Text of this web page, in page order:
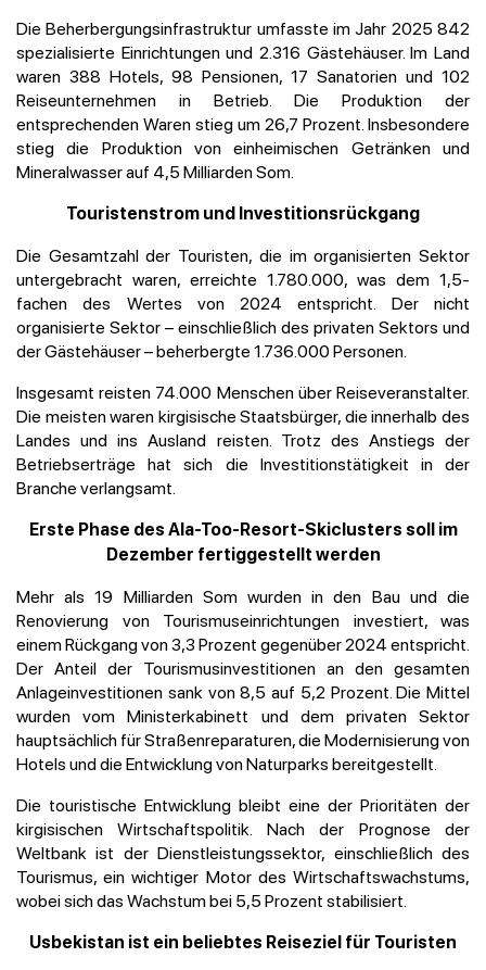
Die Beherbergungsinfrastruktur umfasste im Jahr 2025 842
spezialisierte Einrichtungen und 2.316 Gästehäuser. Im Land
waren 388 Hotels, 98 Pensionen, 17 Sanatorien und 102
Reiseunternehmen in Betrieb. Die Produktion der
entsprechenden Waren stieg um 26,7 Prozent. Insbesondere
stieg die Produktion von einheimischen Getränken und
Mineralwasser auf 4,5 Milliarden Som.
Touristenstrom und Investitionsrückgang
Die Gesamtzahl der Touristen, die im organisierten Sektor
untergebracht waren, erreichte 1.780.000, was dem 1,5-
fachen des Wertes von 2024 entspricht. Der nicht
organisierte Sektor – einschließlich des privaten Sektors und
der Gästehäuser – beherbergte 1.736.000 Personen.
Insgesamt reisten 74.000 Menschen über Reiseveranstalter.
Die meisten waren kirgisische Staatsbürger, die innerhalb des
Landes und ins Ausland reisten. Trotz des Anstiegs der
Betriebserträge hat sich die Investitionstätigkeit in der
Branche verlangsamt.
Erste Phase des Ala-Too-Resort-Skiclusters soll im
Dezember fertiggestellt werden
Mehr als 19 Milliarden Som wurden in den Bau und die
Renovierung von Tourismuseinrichtungen investiert, was
einem Rückgang von 3,3 Prozent gegenüber 2024 entspricht.
Der Anteil der Tourismusinvestitionen an den gesamten
Anlageinvestitionen sank von 8,5 auf 5,2 Prozent. Die Mittel
wurden vom Ministerkabinett und dem privaten Sektor
hauptsächlich für Straßenreparaturen, die Modernisierung von
Hotels und die Entwicklung von Naturparks bereitgestellt.
Die touristische Entwicklung bleibt eine der Prioritäten der
kirgisischen Wirtschaftspolitik. Nach der Prognose der
Weltbank ist der Dienstleistungssektor, einschließlich des
Tourismus, ein wichtiger Motor des Wirtschaftswachstums,
wobei sich das Wachstum bei 5,5 Prozent stabilisiert.
Usbekistan ist ein beliebtes Reiseziel für Touristen